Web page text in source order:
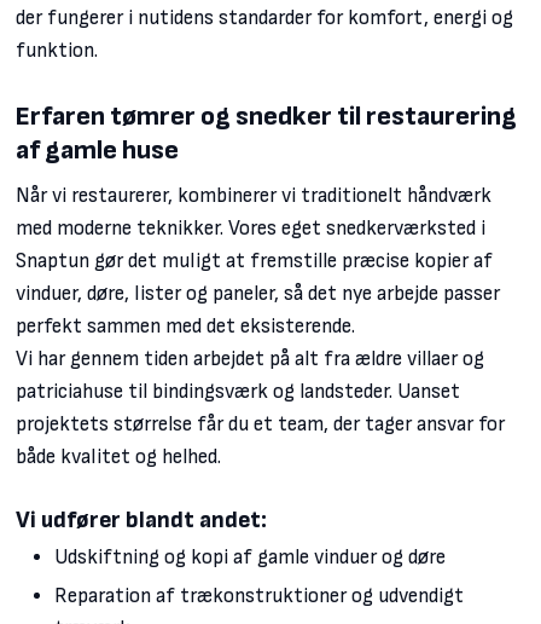
der fungerer i nutidens standarder for komfort, energi og
funktion.
Erfaren tømrer og snedker til restaurering
af gamle huse
Når vi restaurerer, kombinerer vi traditionelt håndværk
med moderne teknikker. Vores eget snedkerværksted i
Snaptun gør det muligt at fremstille præcise kopier af
vinduer, døre, lister og paneler, så det nye arbejde passer
perfekt sammen med det eksisterende.
Vi har gennem tiden arbejdet på alt fra ældre villaer og
patriciahuse til bindingsværk og landsteder. Uanset
projektets størrelse får du et team, der tager ansvar for
både kvalitet og helhed.
Vi udfører blandt andet:
Udskiftning og kopi af gamle vinduer og døre
Reparation af trækonstruktioner og udvendigt